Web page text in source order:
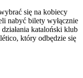
się na kobiecy
nabyć bilety wyłącznie
kataloński klub
który odbędzie się